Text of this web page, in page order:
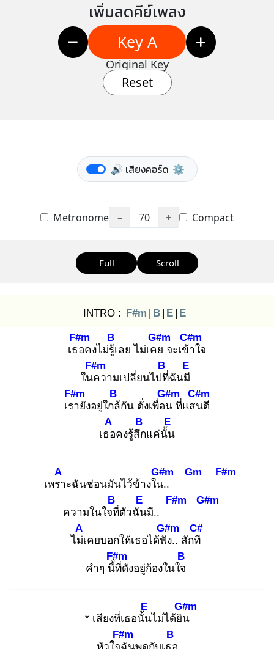
เพิ่มลดคีย์เพลง
Key A
Original Key
Reset
🔊 เสียงคอร์ด ⚙️
Metronome − 70 + Compact
Full Scroll
INTRO : F#m | B | E | E
เธอ
F#m
คงไม่รู้เ
B
ลย ไม่เคย
G#m
จะเข้า
C#m
ใจ
ในค
F#m
วามเปลี่ยนไปที่
B
ฉันมี
E
เรา
F#m
ยังอยู่ใกล้
B
กัน ดั่งเพื่อน
G#m
ที่แสน
C#m
ดี
เธอ
A
คงรู้สึก
B
แค่นั้น
E
เพรา
A
ะฉันซ่อนมันไว้ข้างใน.
G#m
.
Gm F#m
ความในใจที่
B
ตัวฉัน
E
มี..
F#m G#m
ไม่เ
A
คยบอกให้เธอได้ฟัง
G#m
.. สักที
C#
คำๆ นี้ที่
F#m
ดังอยู่ก้องในใจ
B
* เสียงที่เธอนั้น
E
ไม่ได้ยิน
G#m
หัวใจฉั
F#m
นพูดกับเธอ
B